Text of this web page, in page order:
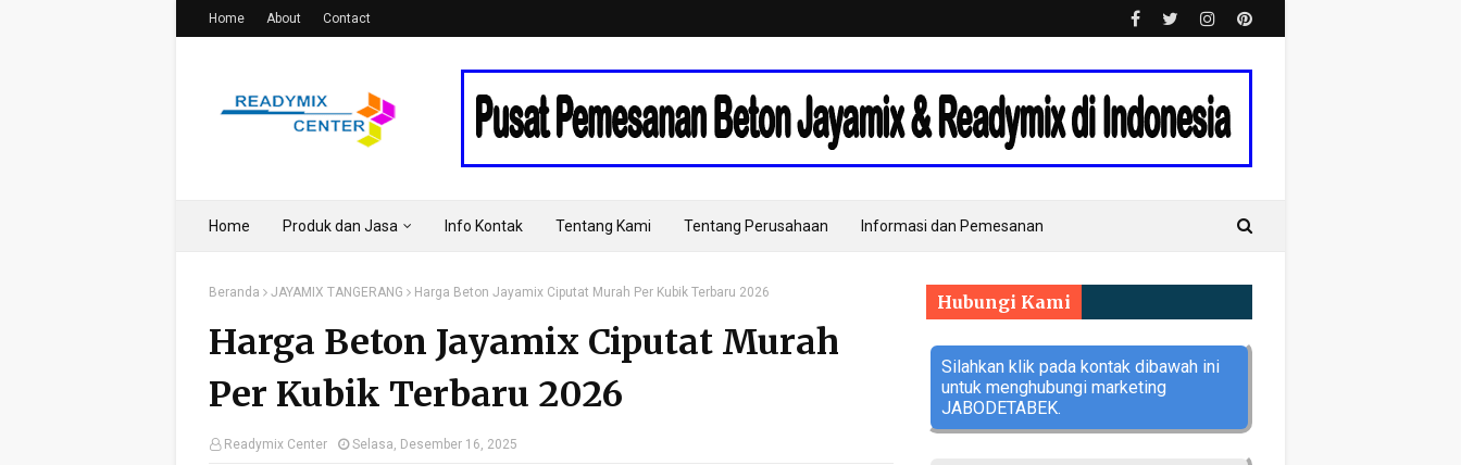
Home About Contact
Home Produk dan Jasa Info Kontak Tentang Kami Tentang Perusahaan Informasi dan Pemesanan
Beranda JAYAMIX TANGERANG Harga Beton Jayamix Ciputat Murah Per Kubik Terbaru 2026
Harga Beton Jayamix Ciputat Murah
Per Kubik Terbaru 2026
Readymix Center Selasa, Desember 16, 2025
Hubungi Kami
Silahkan klik pada kontak dibawah ini
untuk menghubungi marketing
JABODETABEK.